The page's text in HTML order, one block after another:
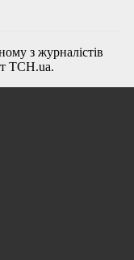
з журналістів
ТСН.ua.